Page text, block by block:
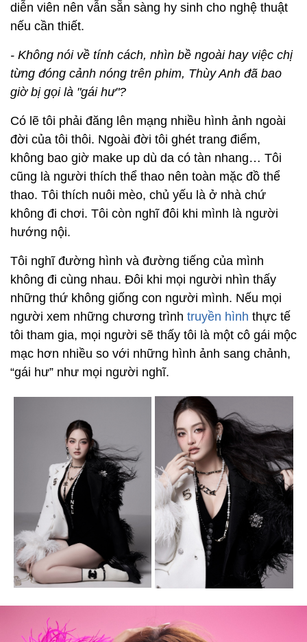
diễn viên nên vẫn sẵn sàng hy sinh cho nghệ thuật
nếu cần thiết.
- Không nói về tính cách, nhìn bề ngoài hay việc chị
từng đóng cảnh nóng trên phim, Thùy Anh đã bao
giờ bị gọi là "gái hư"?
Có lẽ tôi phải đăng lên mạng nhiều hình ảnh ngoài
đời của tôi thôi. Ngoài đời tôi ghét trang điểm,
không bao giờ make up dù da có tàn nhang… Tôi
cũng là người thích thể thao nên toàn mặc đồ thể
thao. Tôi thích nuôi mèo, chủ yếu là ở nhà chứ
không đi chơi. Tôi còn nghĩ đôi khi mình là người
hướng nội.
Tôi nghĩ đường hình và đường tiếng của mình
không đi cùng nhau. Đôi khi mọi người nhìn thấy
những thứ không giống con người mình. Nếu mọi
người xem những chương trình truyền hình thực tế
tôi tham gia, mọi người sẽ thấy tôi là một cô gái mộc
mạc hơn nhiều so với những hình ảnh sang chảnh,
“gái hư” như mọi người nghĩ.